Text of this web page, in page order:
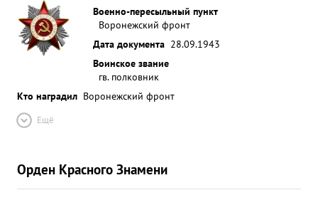
Военно-пересыльный пункт
Воронежский фронт
Дата документа 28.09.1943
Воинское звание
гв. полковник
Кто наградил Воронежский фронт
Ещё
Орден Красного Знамени